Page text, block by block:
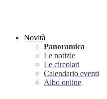
Novità
Panoramica
Le notizie
Le circolari
Calendario eventi
Albo online